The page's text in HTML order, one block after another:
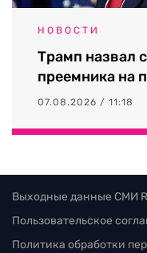
НОВОСТИ
Трамп назвал
преемника на
07.08.2026 / 11:18
Выходные данные СМИ
Пользовательское
Политика обработки